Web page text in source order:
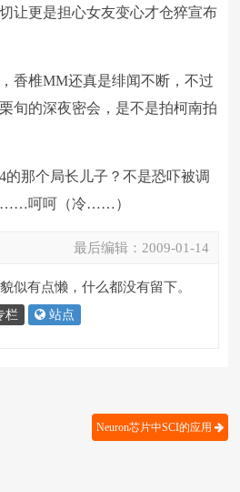
让更是担心女友变心才仓猝宣布
香椎MM还真是绯闻不断，不过
旬的深夜密会，是不是拍柯南拍
那个局长儿子？不是恐吓被调
呵呵（冷……）
最后编辑： 2009-01-14
似有点懒，什么都没有留下。
栏 站点
Neuron芯片中SCI的应用